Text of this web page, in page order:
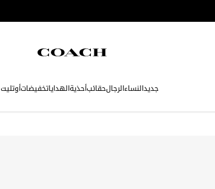
جديدالنساءالرجالحقائبأحذيةالهداياتخفيضاتأوتليت